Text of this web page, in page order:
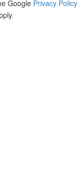
Google Privacy Policy